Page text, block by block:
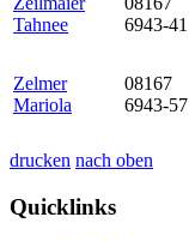
Tahnee
6943-41
Zelmer
Mariola
08167
6943-57
drucken nach oben
Quicklinks